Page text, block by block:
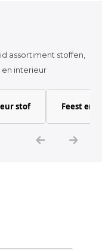
assortiment stoffen,
interieur
stof Feest en